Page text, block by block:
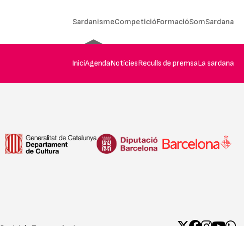
SardanismeCompeticióFormacióSomSardana
IniciAgendaNotíciesReculls de premsaLa sardana